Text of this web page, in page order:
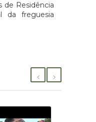
de Residência
da freguesia